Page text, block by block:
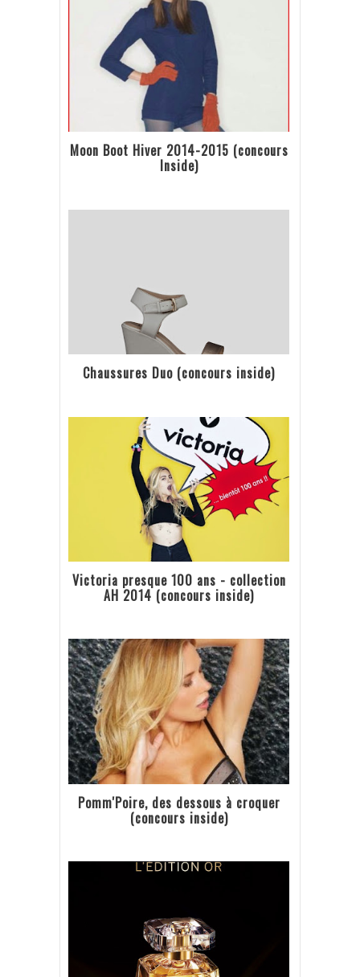
Moon Boot Hiver 2014-2015 (concours
Inside)
Chaussures Duo (concours inside)
Victoria presque 100 ans - collection
AH 2014 (concours inside)
Pomm'Poire, des dessous à croquer
(concours inside)